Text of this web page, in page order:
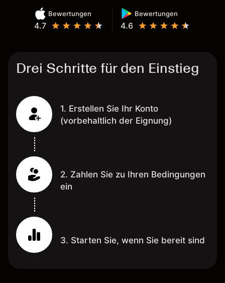
Bewertungen
4.7
Bewertungen
4.6
Drei Schritte für den Einstieg
1. Erstellen Sie Ihr Konto
(vorbehaltlich der Eignung)
2. Zahlen Sie zu Ihren Bedingungen
ein
3. Starten Sie, wenn Sie bereit sind